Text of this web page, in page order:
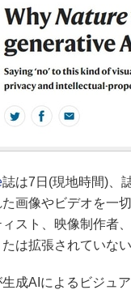
誌は7日(現地時間)、
画像やビデオを一
ィスト、映像制作者
は拡張されていな
成AIによるビジュ